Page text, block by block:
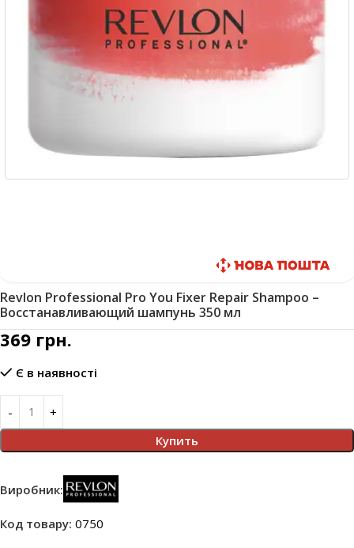
Revlon Professional Pro You Fixer Repair Shampoo –
Восстанавливающий шампунь 350 мл
369 грн.
Є в наявності
Купить
Виробник:
Код товару: 0750